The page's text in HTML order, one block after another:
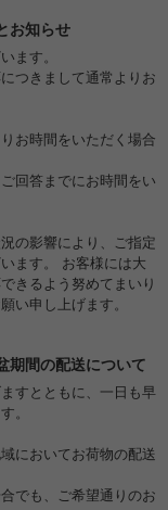
お知らせ
ます。
つきまして通常よりお
お時間をいただく場合
回答までにお時間をい
の影響により、ご指定
ます。 お客様には大
きるよう努めてまいり
い申し上げます。
期間の配送について
すとともに、一日も早
。
においてお荷物の配送
でも、ご希望通りのお